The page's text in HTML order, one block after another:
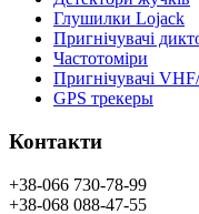
Глушилки Lojack
Пригнічувачі
Частотоміри
Пригнічувачі
GPS трекеры
Контакти
+38-066 730-78-99
+38-068 088-47-55